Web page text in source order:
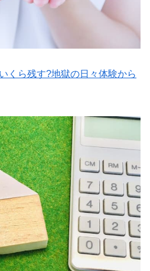
くら残す?地獄の日々体験から